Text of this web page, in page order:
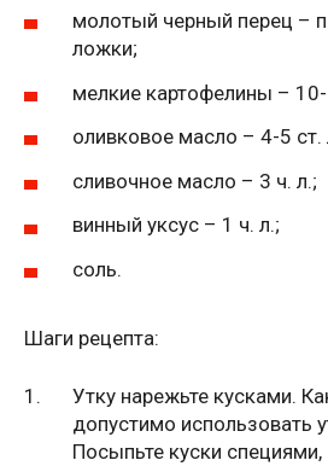
молотый черный перец –
ложки;
мелкие картофелины –
оливковое масло – 4-5 ст.
сливочное масло – 3 ч. л.;
винный уксус – 1 ч. л.;
соль.
Шаги рецепта:
Утку нарежьте кусками.
допустимо использовать
Посыпьте куски